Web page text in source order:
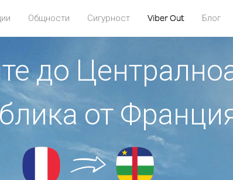
Общности Сигурност Viber Out Блог
до
от